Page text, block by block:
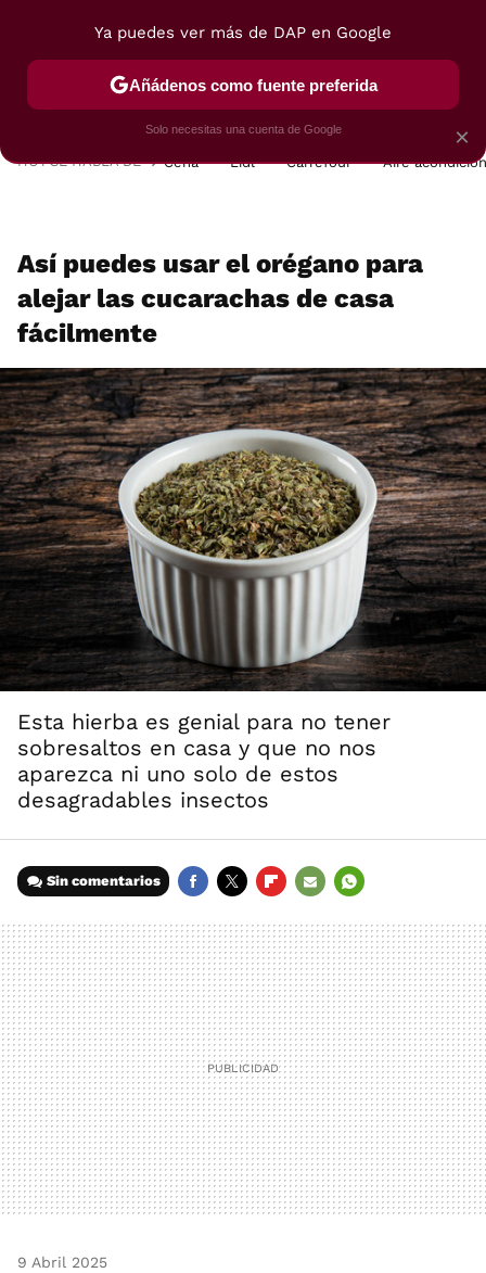
POSTRES VIAJES SELECCIÓN VEGUI
HOY SE HABLA DE Cena Lidl Carrefour Aire
Así puedes usar el orégano para
alejar las cucarachas de casa
fácilmente
Esta hierba es genial para no tener
sobresaltos en casa y que no nos
aparezca ni uno solo de estos
desagradables insectos
Sin comentarios
MAIL
9 Abril 2025
×
Ya puedes ver más de DAP en Google
Añádenos como fuente preferida
Solo necesitas una cuenta de Google